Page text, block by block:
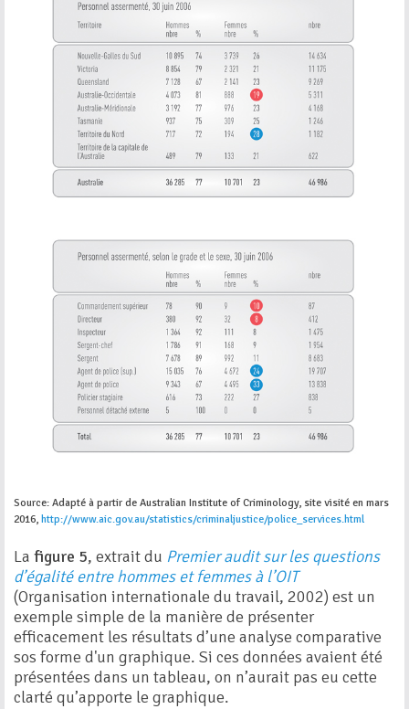
Source: Adapté à partir de Australian Institute of Criminology, site visité en mars
2016, http://www.aic.gov.au/statistics/criminaljustice/police_services.html
La figure 5, extrait du Premier audit sur les questions
d’égalité entre hommes et femmes à l’OIT
(Organisation internationale du travail, 2002) est un
exemple simple de la manière de présenter
efficacement les résultats d’une analyse comparative
sos forme d'un graphique. Si ces données avaient été
présentées dans un tableau, on n’aurait pas eu cette
clarté qu’apporte le graphique.